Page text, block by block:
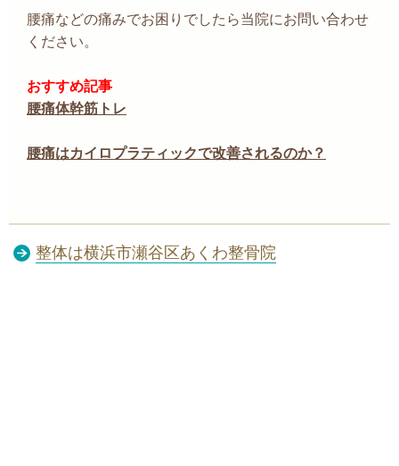
腰痛などの痛みでお困りでしたら当院にお問い合わせ
ください。
おすすめ記事
腰痛体幹筋トレ
腰痛はカイロプラティックで改善されるのか？
整体は横浜市瀬谷区あくわ整骨院